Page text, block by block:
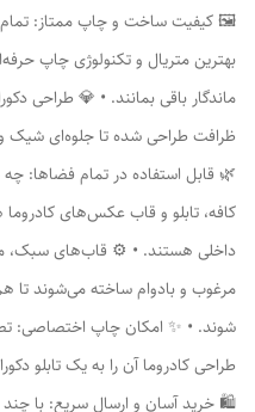
🖼️ کیفیت ساخت و چاپ ممتاز: تمام
بهترین متریال و تکنولوژی چاپ
ماندگار باقی بمانند. • 💎 طراحی
ظرافت طراحی شده تا جلوه‌ای شیک
🌿 قابل استفاده در تمام فضاها: چه
کافه، تابلو و قاب عکس‌های
داخلی هستند. • ⚙️ قاب‌های سبک،
مرغوب و بادوام ساخته می‌شوند
شوند. • ✨ امکان چاپ اختصاصی:
طراحی کادروما آن را به یک تابلو
🛍️ خرید آسان و ارسال سریع: با چند